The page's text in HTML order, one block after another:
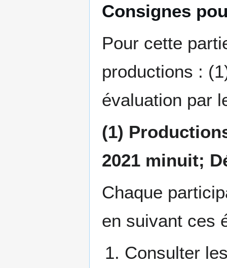
Consignes
Pour cette
productions :
évaluation par
(1)
2021 minuit;
Chaque
en suivant ces
Consulter